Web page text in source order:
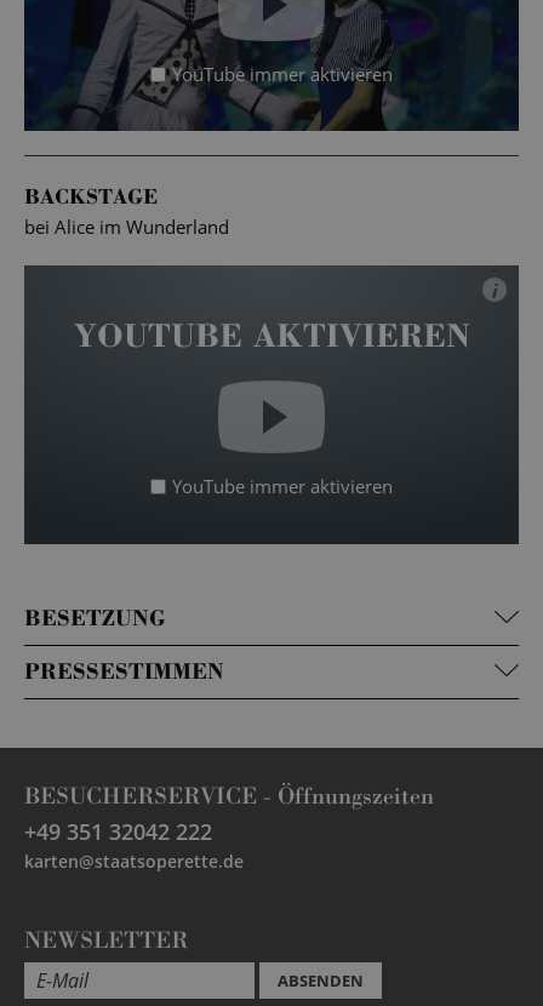
YouTube immer aktivieren
BACKSTAGE
bei Alice im Wunderland
YOUTUBE AKTIVIEREN
i
YouTube immer aktivieren
BESETZUNG
PRESSESTIMMEN
BESUCHERSERVICE - Öffnungszeiten
+49 351 32042 222
karten@staatsoperette.de
NEWSLETTER
ABSENDEN